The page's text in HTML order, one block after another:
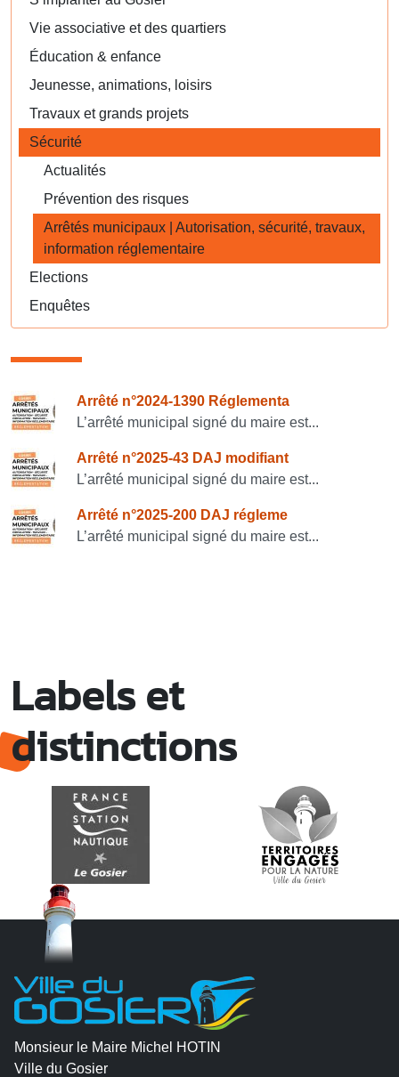
Vie associative et des quartiers
Éducation & enfance
Jeunesse, animations, loisirs
Travaux et grands projets
Sécurité
Actualités
Prévention des risques
Arrêtés municipaux | Autorisation, sécurité, travaux,
information réglementaire
Elections
Enquêtes
Consulter également
Arrêté n°2024-1390 Réglementa
L’arrêté municipal signé du maire est...
Arrêté n°2025-43 DAJ modifiant
L’arrêté municipal signé du maire est...
Arrêté n°2025-200 DAJ régleme
L’arrêté municipal signé du maire est...
Labels et
distinctions
Monsieur le Maire Michel HOTIN
Ville du Gosier